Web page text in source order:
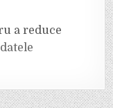
a reduce